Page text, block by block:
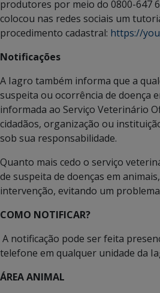
produtores por meio do 0800-647
colocou nas redes sociais um
procedimento cadastral: https://
Notificações
A Iagro também informa que a
suspeita ou ocorrência de doença
informada ao Serviço Veterinário
cidadãos, organização ou
sob sua responsabilidade.
Quanto mais cedo o serviço
de suspeita de doenças em
intervenção, evitando um
COMO NOTIFICAR?
A notificação pode ser feita
telefone em qualquer unidade da
ÁREA ANIMAL